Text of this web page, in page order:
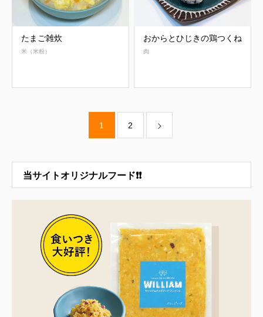
たまご雑炊
米（米粉）
おからとひじきの鶏つくね
肉
1 2
当サイトオリジナルフード❗❗